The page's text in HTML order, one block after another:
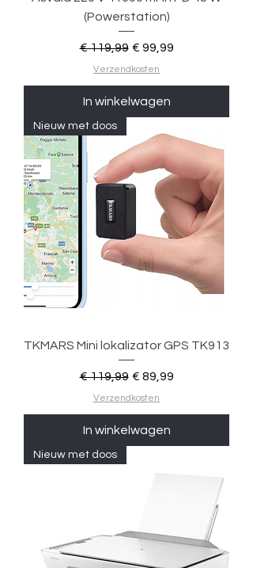
(Powerstation)
Normale prijs
€ 119,99 Verkoopprijs
€ 99,99
Verzendkosten
In winkelwagen
Nieuw met doos
TKMARS Mini lokalizator GPS TK913
Normale prijs
€ 119,99 Verkoopprijs
€ 89,99
Verzendkosten
In winkelwagen
Nieuw met doos